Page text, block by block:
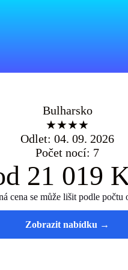
Bulharsko
★★★★
Odlet: 04. 09. 2026
Počet nocí: 7
21 019
cena se může lišit podle počtu